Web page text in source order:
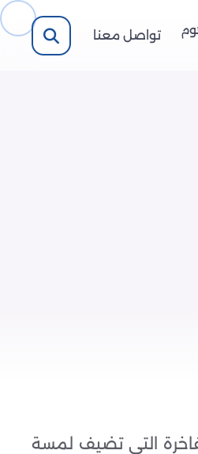
تواصل معنا
التي تضيف لمسة